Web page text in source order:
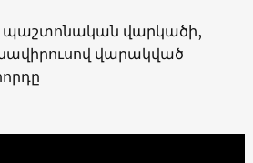
պաշտոնական վարկածի,
վարակված